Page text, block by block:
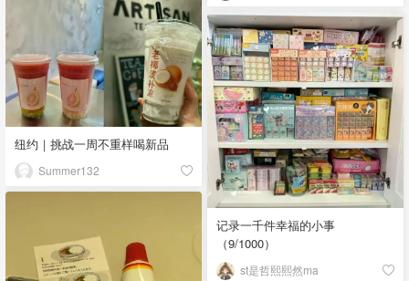
纽约｜挑战一周不重样喝新品
Summer132
记录一千件幸福的小事
（9/1000）
st是哲熙熙然ma